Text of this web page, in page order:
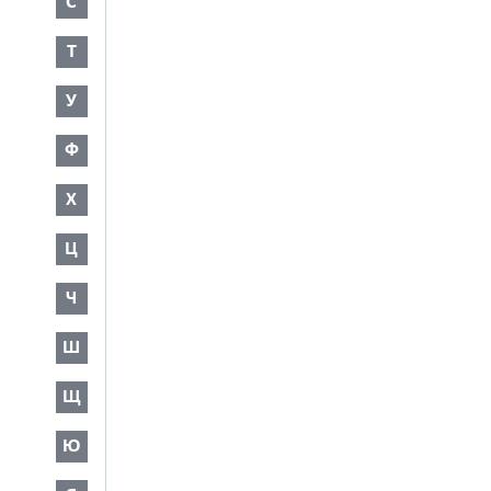
Т
У
Ф
Х
Ц
Ч
Ш
Щ
Ю